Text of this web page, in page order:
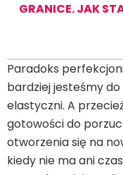
GRANICE. JAK
Paradoks
bardziej jesteśmy
elastyczni. A
gotowości do
otworzenia się na
kiedy nie ma ani